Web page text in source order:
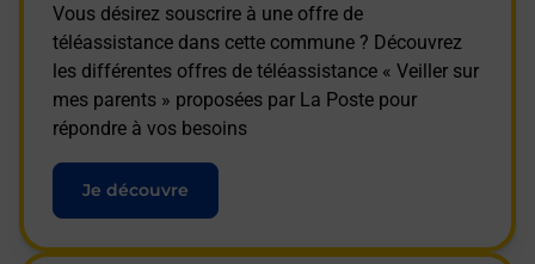
Vous désirez souscrire à une offre de
téléassistance dans cette commune ? Découvrez
les différentes offres de téléassistance « Veiller sur
mes parents » proposées par La Poste pour
répondre à vos besoins
Je découvre